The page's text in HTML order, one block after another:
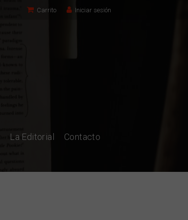
Carrito Iniciar sesión
La Editorial Contacto